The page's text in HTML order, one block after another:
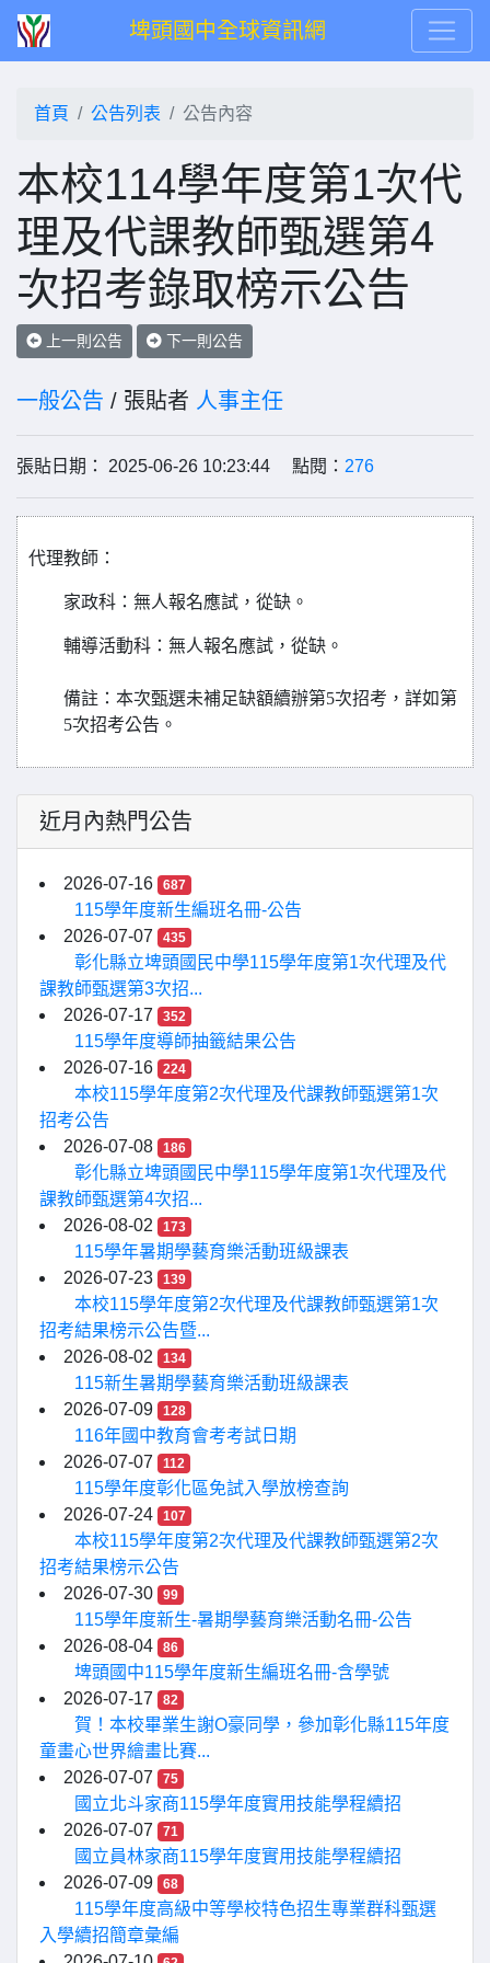
埤頭國中全球資訊網
首頁 公告列表 公告內容
本校114學年度第1次代
理及代課教師甄選第4
次招考錄取榜示公告
上一則公告 下一則公告
一般公告 / 張貼者 人事主任
張貼日期： 2025-06-26 10:23:44 點閱： 276
代理教師 ：
家政科 ：無人報名應試，從缺。
輔導活動科 ：無人報名應試，從缺。
備註：本次甄選未補足缺額續辦第5次招考，詳如第
5次招考公告。
近月內熱門公告
2026-07-16 687
115學年度新生編班名冊-公告
2026-07-07
435
彰化縣立埤頭國民中學115學年度第1次代理及代
課教師甄選第3次招...
2026-07-17
352
115學年度導師抽籤結果公告
2026-07-16
224
本校115學年度第2次代理及代課教師甄選第1次
招考公告
2026-07-08
186
彰化縣立埤頭國民中學115學年度第1次代理及代
課教師甄選第4次招...
2026-08-02
173
115學年暑期學藝育樂活動班級課表
2026-07-23
139
本校115學年度第2次代理及代課教師甄選第1次
招考結果榜示公告暨...
2026-08-02
134
115新生暑期學藝育樂活動班級課表
2026-07-09
128
116年國中教育會考考試日期
2026-07-07
112
115學年度彰化區免試入學放榜查詢
2026-07-24
107
本校115學年度第2次代理及代課教師甄選第2次
招考結果榜示公告
2026-07-30
99
115學年度新生-暑期學藝育樂活動名冊-公告
2026-08-04
86
埤頭國中115學年度新生編班名冊-含學號
2026-07-17
82
賀！本校畢業生謝O豪同學，參加彰化縣115年度
童畫心世界繪畫比賽...
2026-07-07
75
國立北斗家商115學年度實用技能學程續招
2026-07-07
71
國立員林家商115學年度實用技能學程續招
2026-07-09
68
115學年度高級中等學校特色招生專業群科甄選
入學續招簡章彙編